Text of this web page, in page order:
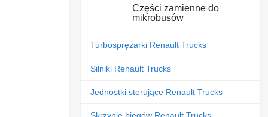
Części zamienne do
mikrobusów
Turbosprężarki Renault Trucks
Silniki Renault Trucks
Jednostki sterujące Renault Trucks